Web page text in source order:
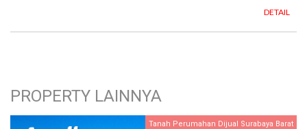
DETAIL
PROPERTY LAINNYA
Tanah Perumahan Dijual Surabaya Barat